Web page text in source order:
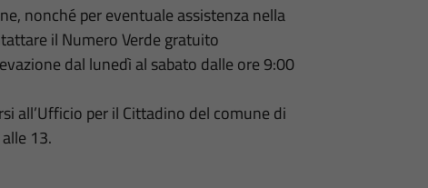
nonché per eventuale assistenza nella
il Numero Verde gratuito
dal lunedì al sabato dalle ore 9:00
all’Ufficio per il Cittadino del comune di
13.